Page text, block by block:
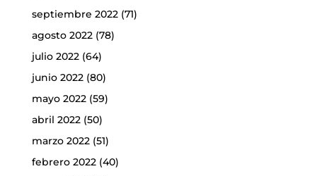
septiembre 2022(71)
agosto 2022(78)
julio 2022(64)
junio 2022(80)
mayo 2022(59)
abril 2022(50)
marzo 2022(51)
febrero 2022(40)